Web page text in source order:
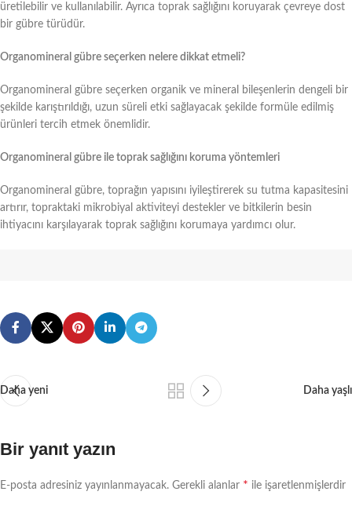
üretilebilir ve kullanılabilir. Ayrıca toprak sağlığını koruyarak çevreye dost
bir gübre türüdür.
Organomineral gübre seçerken nelere dikkat etmeli?
Organomineral gübre seçerken organik ve mineral bileşenlerin dengeli bir
şekilde karıştırıldığı, uzun süreli etki sağlayacak şekilde formüle edilmiş
ürünleri tercih etmek önemlidir.
Organomineral gübre ile toprak sağlığını koruma yöntemleri
Organomineral gübre, toprağın yapısını iyileştirerek su tutma kapasitesini
artırır, topraktaki mikrobiyal aktiviteyi destekler ve bitkilerin besin
ihtiyacını karşılayarak toprak sağlığını korumaya yardımcı olur.
Daha yeni Daha yaşlı
Bir yanıt yazın
E-posta adresiniz yayınlanmayacak. Gerekli alanlar * ile işaretlenmişlerdir